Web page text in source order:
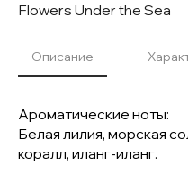
Flowers Under the Sea
Описание
Ароматические ноты:
Белая лилия, морская
коралл, иланг-иланг.